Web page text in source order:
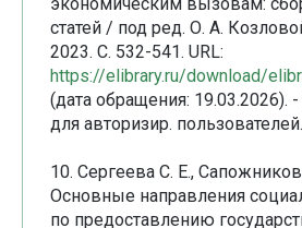
экономическим вызовам:
статей / под ред. О. А.
2023. С. 532-541. URL:
https://elibrary.ru/download/
(дата обращения: 19.03.2026).
для авторизир. пользователей.
10. Сергеева С. Е.,
Основные направления
по предоставлению